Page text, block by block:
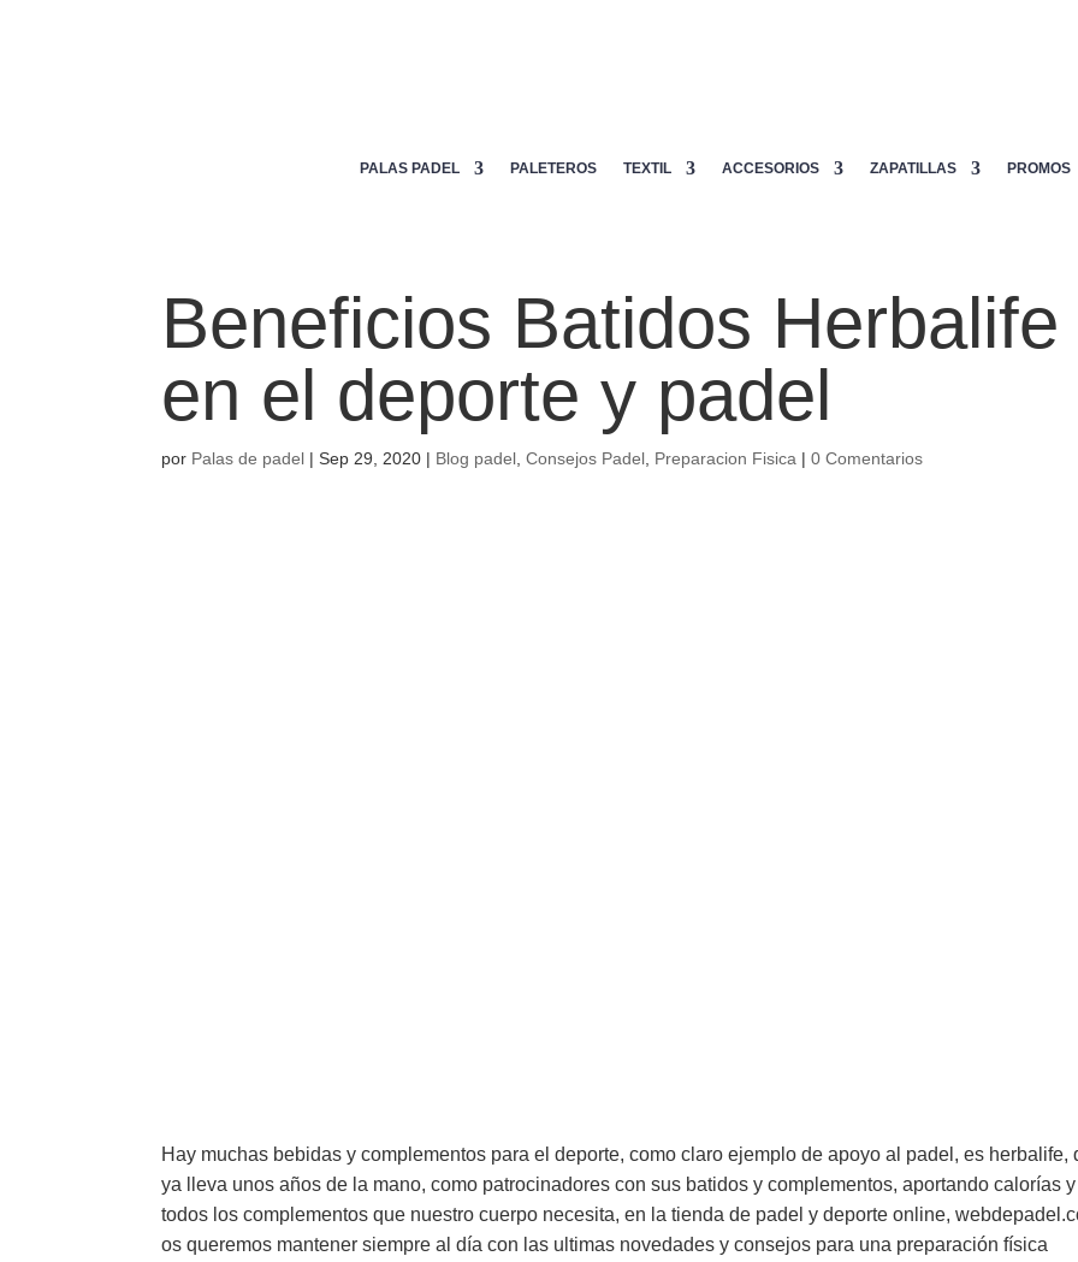
PALAS PADEL PALETEROS TEXTIL ACCESORIOS ZAPATILLAS PROMOS
Beneficios Batidos Herbalife
en el deporte y padel
por Palas de padel |Sep 29, 2020 | Blog padel ,Consejos Padel Preparacion Fisica |0 Comentarios
Hay muchas bebidas y complementos para el deporte, como claro ejemplo de apoyo al padel, es herbalife,
ya lleva unos años de la mano, como patrocinadores con sus batidos y complementos, aportando calorías y
todos los complementos que nuestro cuerpo necesita, en la tienda de padel y deporte online,
os queremos mantener siempre al día con las ultimas novedades y consejos para una preparación física